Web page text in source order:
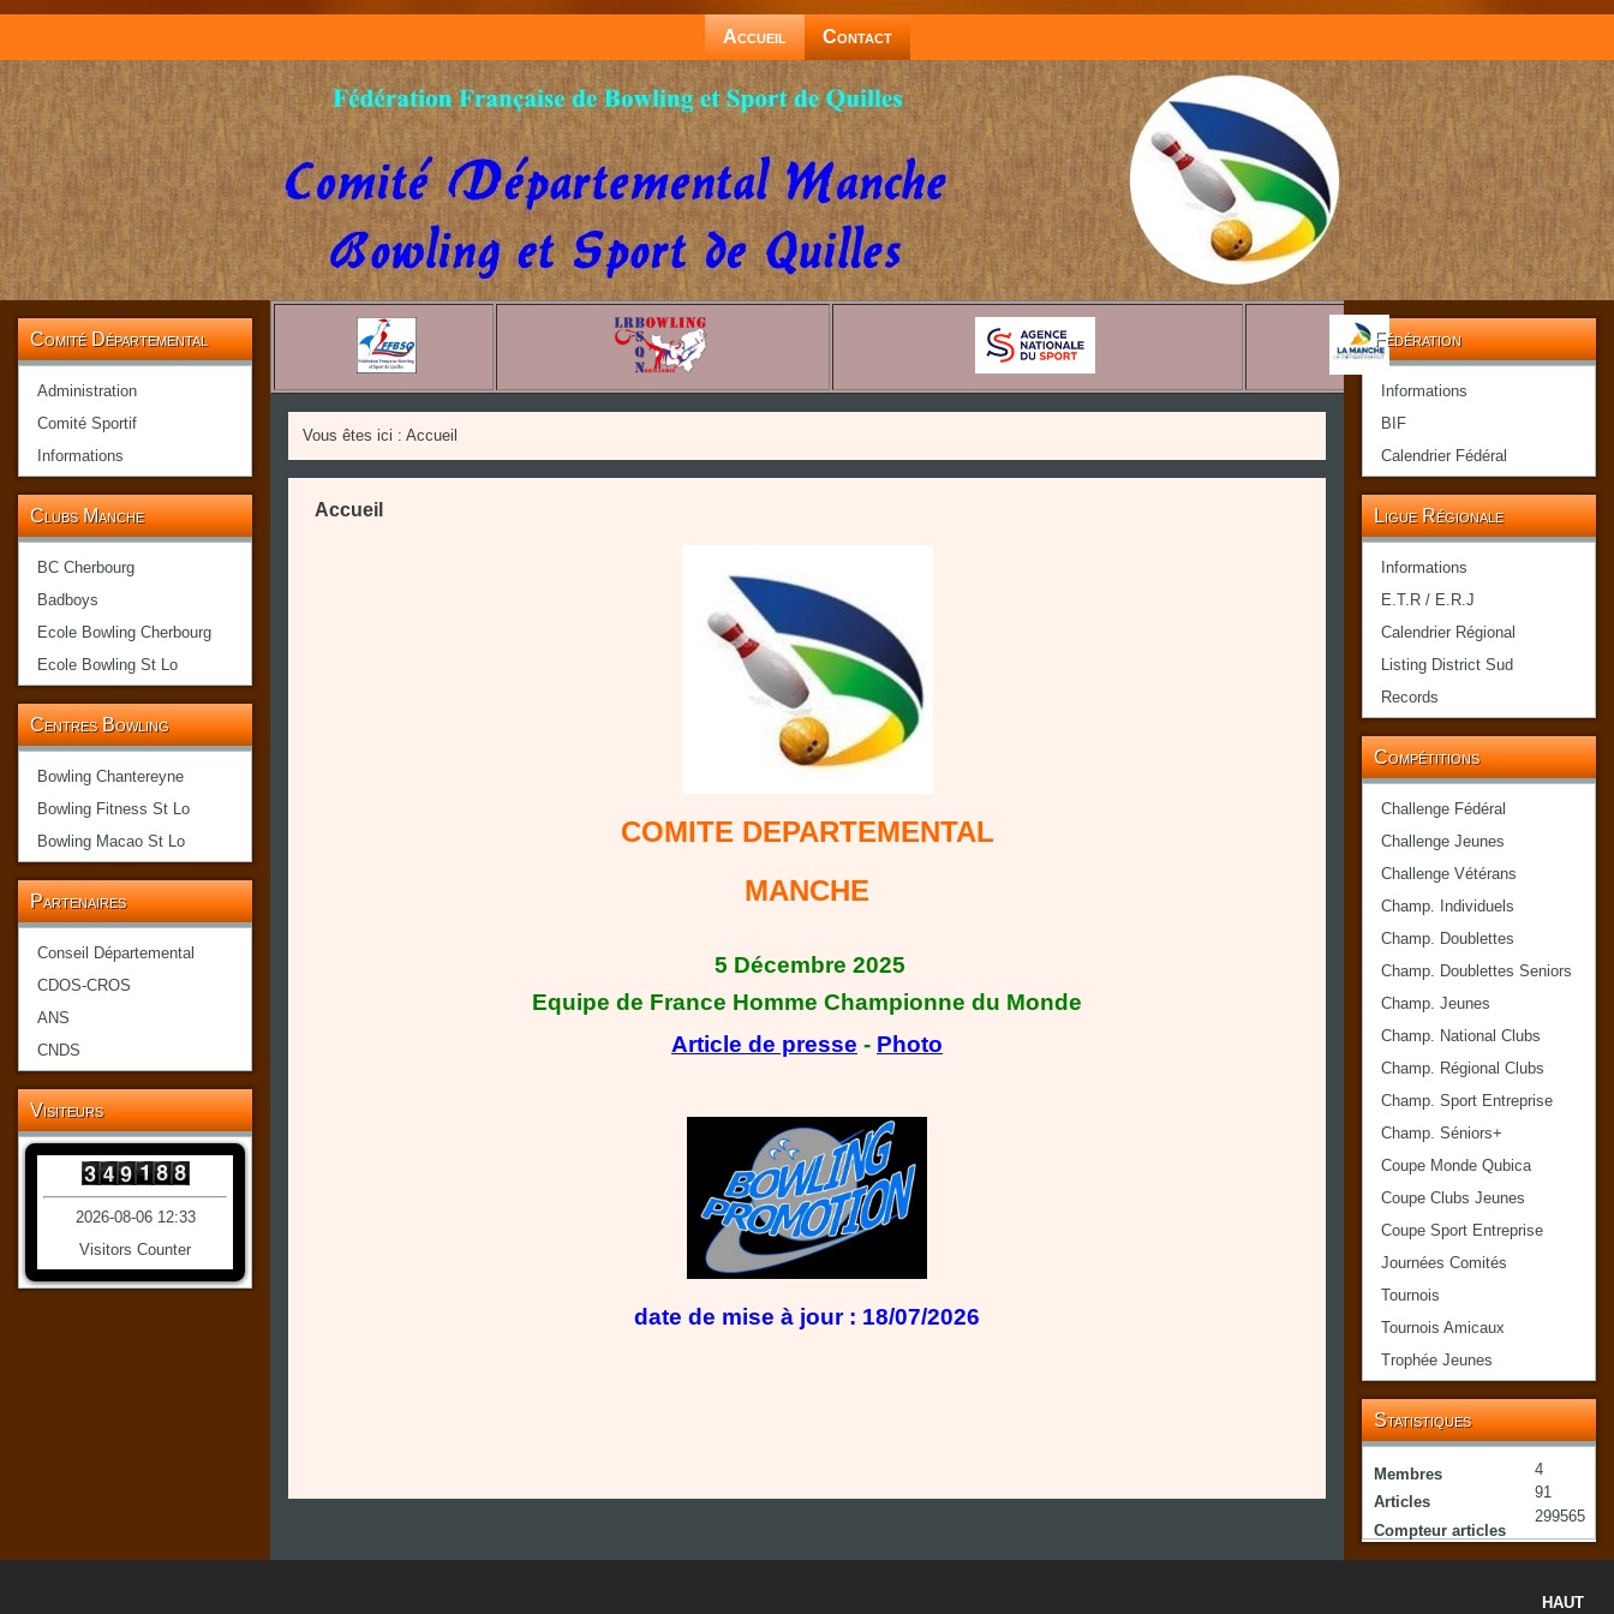
Accueil Contact
Comité Départemental
Administration
Comité Sportif
Informations
Clubs Manche
BC Cherbourg
Badboys
Ecole Bowling Cherbourg
Ecole Bowling St Lo
Centres Bowling
Bowling Chantereyne
Bowling Fitness St Lo
Bowling Macao St Lo
Partenaires
Conseil Départemental
CDOS-CROS
ANS
CNDS
Visiteurs
2026-08-06 12:33
Visitors Counter
Vous êtes ici : Accueil
Accueil
COMITE DEPARTEMENTAL
MANCHE
5 Décembre 2025
Equipe de France Homme Championne du Monde
Article de presse - Photo
date de mise à jour : 18/07/2026
Fédération
Informations
BIF
Calendrier Fédéral
Ligue Régionale
Informations
E.T.R / E.R.J
Calendrier Régional
Listing District Sud
Records
Compétitions
Challenge Fédéral
Challenge Jeunes
Challenge Vétérans
Champ. Individuels
Champ. Doublettes
Champ. Doublettes Seniors
Champ. Jeunes
Champ. National Clubs
Champ. Régional Clubs
Champ. Sport Entreprise
Champ. Séniors+
Coupe Monde Qubica
Coupe Clubs Jeunes
Coupe Sport Entreprise
Journées Comités
Tournois
Tournois Amicaux
Trophée Jeunes
Statistiques
Membres
4
Articles
91
Compteur articles
299565
HAUT